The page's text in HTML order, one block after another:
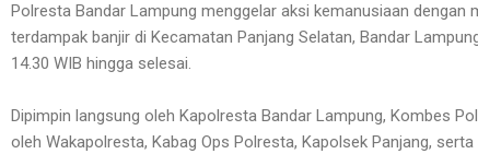
Polresta Bandar Lampung menggelar aksi kemanusiaan dengan
terdampak banjir di Kecamatan Panjang Selatan, Bandar
14.30 WIB hingga selesai.
Dipimpin langsung oleh Kapolresta Bandar Lampung, Kombes
oleh Wakapolresta, Kabag Ops Polresta, Kapolsek Panjang,